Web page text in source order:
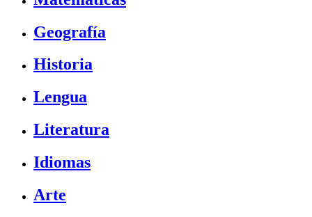
Geografía
Historia
Lengua
Literatura
Idiomas
Arte